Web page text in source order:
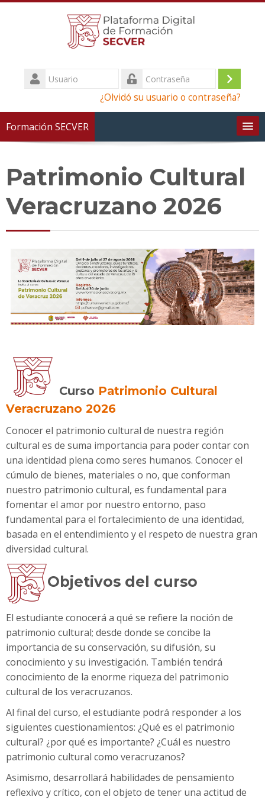
Saltar
Usuario
Iniciar
¿Olvidó su usuario o contraseña?
Formación SECVER
Patrimonio Cultural
Veracruzano 2026
Curso Patrimonio Cultural
Veracruzano 2026
Conocer el patrimonio cultural de nuestra región
cultural es de suma importancia para poder contar con
una identidad plena como seres humanos. Conocer el
cúmulo de bienes, materiales o no, que conforman
nuestro patrimonio cultural, es fundamental para
fomentar el amor por nuestro entorno, paso
fundamental para el fortalecimiento de una identidad,
basada en el entendimiento y el respeto de nuestra gran
diversidad cultural.
Objetivos del curso
El estudiante conocerá a qué se refiere la noción de
patrimonio cultural; desde donde se concibe la
importancia de su conservación, su difusión, su
conocimiento y su investigación. También tendrá
conocimiento de la enorme riqueza del patrimonio
cultural de los veracruzanos.
Al final del curso, el estudiante podrá responder a los
siguientes cuestionamientos: ¿Qué es el patrimonio
cultural? ¿por qué es importante? ¿Cuál es nuestro
patrimonio cultural como veracruzanos?
Asimismo, desarrollará habilidades de pensamiento
reflexivo y crítico, con el objeto de tener una actitud de